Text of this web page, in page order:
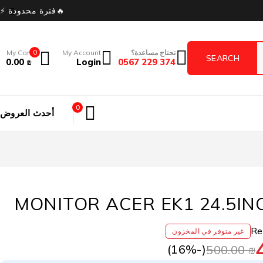
🔥فترة محدودة ⚡
تحتاج مساعدة؟
374 229 0567
My Account
Login
0
My Cart
0.00 ₪
0 أحدث العروض
MONITOR ACER EK1
غير متوفر في المخزون
500.00₪
(-
16%)